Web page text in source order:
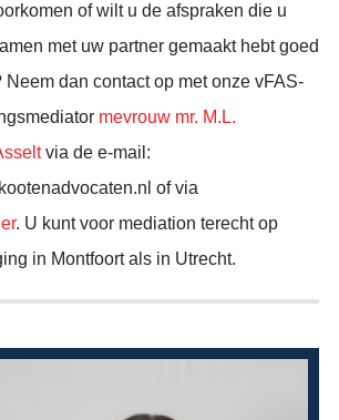
of wilt u de afspraken die u
met uw partner gemaakt hebt goed
Neem dan contact op met onze vFAS-
mevrouw mr. M.L.
via de e-mail:
of via
. U kunt voor mediation terecht op
in Montfoort als in Utrecht.